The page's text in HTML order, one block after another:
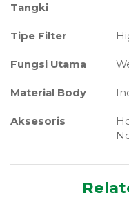
Tangki
Tipe Filter
Fungsi Utama
Material Body
Aksesoris